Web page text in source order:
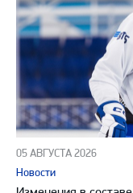
05 АВГУСТА 2026
Новости